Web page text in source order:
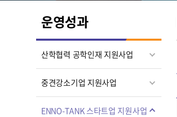
운영성과
산학협력 공학인재 지원사업
중견강소기업 지원사업
ENNO-TANK 스타트업 지원사업